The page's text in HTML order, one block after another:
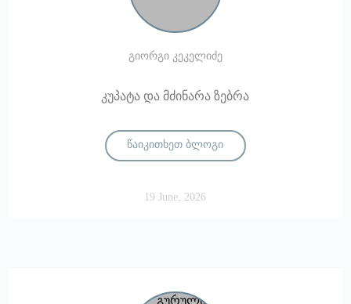
გიორგი კეკელიძე
კუპატა და მძინარა ზებრა
წაიკითხეთ ბლოგი
19 June, 2026